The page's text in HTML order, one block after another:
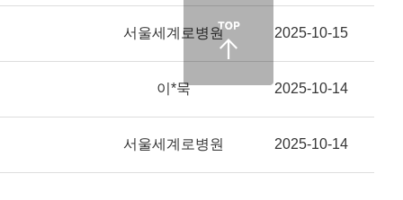
서울세계로병원 2025-10-15
이*묵 2025-10-14
서울세계로병원 2025-10-14